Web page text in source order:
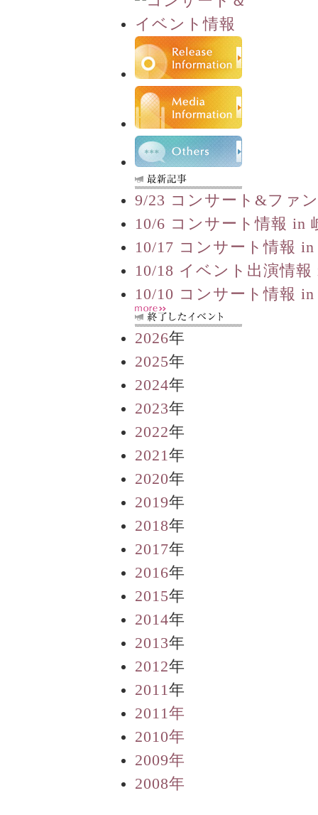
9/23 コンサート&ファ
10/6 コンサート情報 in
10/17 コンサート情報
10/18 イベント出演情報
10/10 コンサート情報
2026年
2025年
2024年
2023年
2022年
2021年
2020年
2019年
2018年
2017年
2016年
2015年
2014年
2013年
2012年
2011年
2011年
2010年
2009年
2008年